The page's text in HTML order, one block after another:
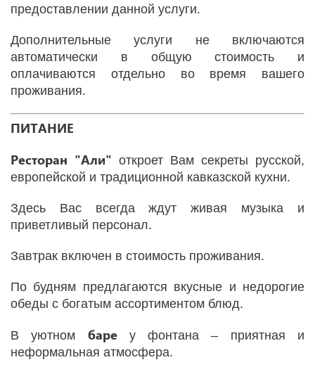
предоставлении данной услуги.
Дополнительные услуги не включаются
автоматически в общую стоимость и
оплачиваются отдельно во время вашего
проживания.
ПИТАНИЕ
Ресторан "Али" откроет Вам секреты русской,
европейской и традиционной кавказской кухни.
Здесь Вас всегда ждут живая музыка и
приветливый персонал.
Завтрак включен в стоимость проживания.
По будням предлагаются вкусные и недорогие
обеды с богатым ассортиментом блюд.
В уютном бареу фонтана – приятная и
неформальная атмосфера.